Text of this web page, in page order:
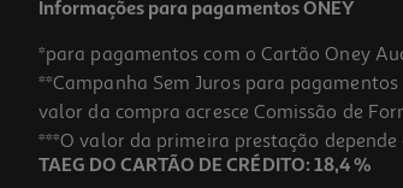
Informações para pagamentos ONEY
*para pagamentos com o Cartão Oney
**Campanha Sem Juros para
valor da compra acresce Comissão de
***O valor da primeira prestação
TAEG DO CARTÃO DE CRÉDITO: 18,4 %